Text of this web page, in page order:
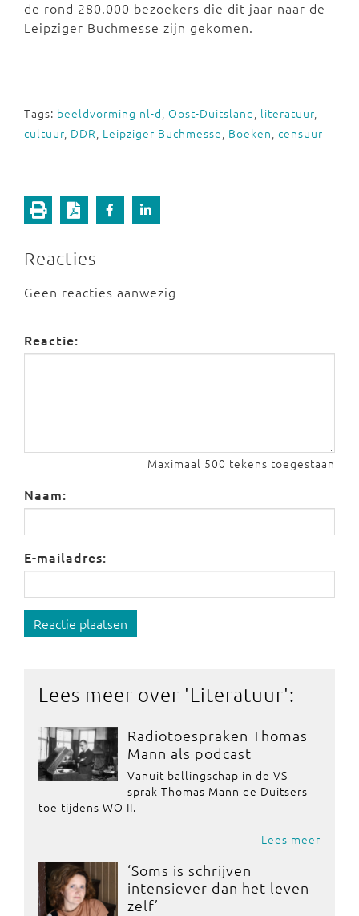
de rond 280.000 bezoekers die dit jaar naar de
Leipziger Buchmesse zijn gekomen.
Tags: beeldvorming nl-d, Oost-Duitsland, literatuur,
cultuur, DDR, Leipziger Buchmesse, Boeken, censuur
Reacties
Geen reacties aanwezig
Reactie:
Maximaal 500 tekens toegestaan
Naam:
E-mailadres:
Reactie plaatsen
Lees meer over 'Literatuur':
Radiotoespraken Thomas
Mann als podcast
Vanuit ballingschap in de VS
sprak Thomas Mann de Duitsers
toe tijdens WO II.
Lees meer
‘Soms is schrijven
intensiever dan het leven
zelf’